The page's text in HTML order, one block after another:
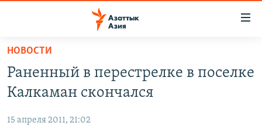
Вернуться
основному
содержанию
УЗБЕКИСТАН
НА ДРУГИХ ЯЗЫКАХ
НОВОСТИ
Раненный в перестрелке в поселке
Калкаман скончался
15 апреля 2011, 21:02